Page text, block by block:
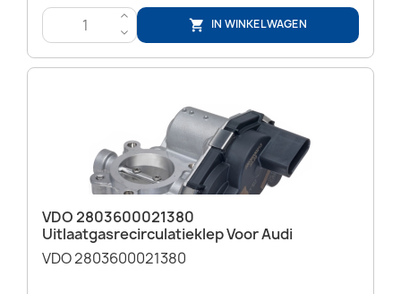
>
<
 IN WINKELWAGEN
VDO 2803600021380
Uitlaatgasrecirculatieklep Voor Audi
VDO 2803600021380